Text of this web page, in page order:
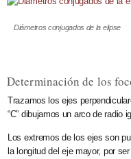
Diámetros conjugados de la elipse
Determinación de los
Trazamos los ejes
“C” dibujamos un arco de radio
Los extremos de los ejes son
la longitud del eje mayor, por